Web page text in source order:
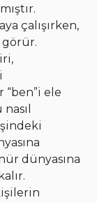
çalışırken,
“ben”i ele
dünyasına